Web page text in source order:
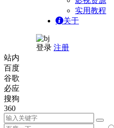
实用教程
关于
登录 注册
站内
百度
谷歌
必应
搜狗
360